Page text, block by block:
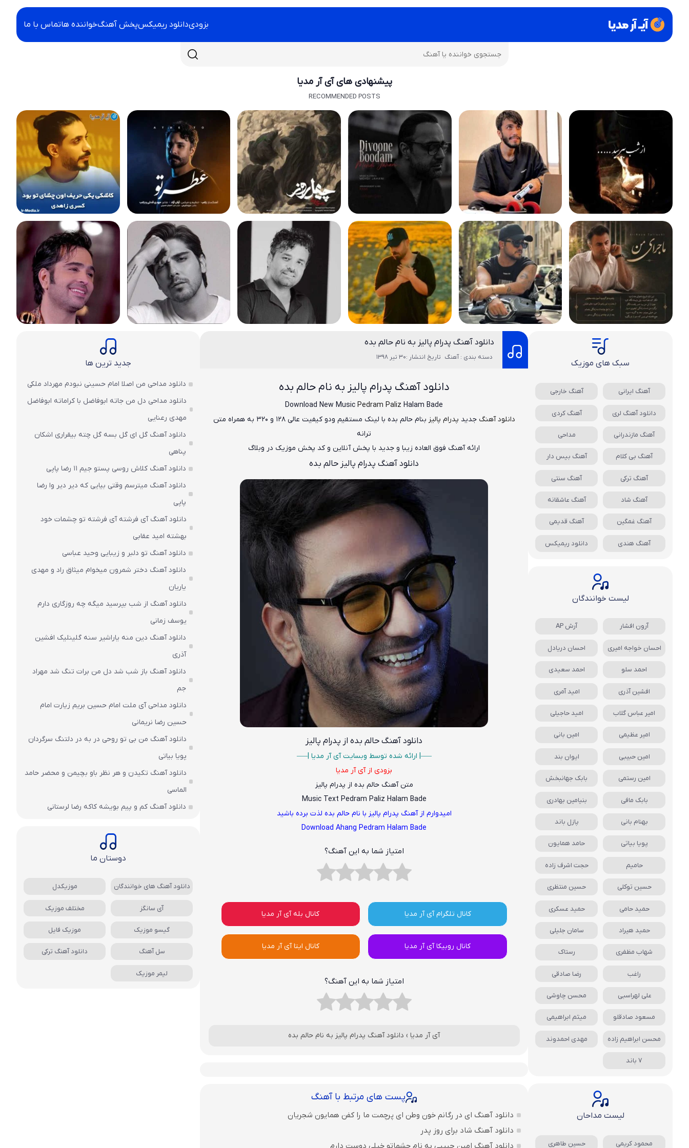
بزودیدانلود ریمیکسپخش آهنگخواننده هاتماس با ما
پیشنهادی های آی آر مدیا
RECOMMENDED POSTS
دانلود آهنگ پدرام پالیز به نام حالم بده
دسته بندی : آهنگ تاریخ انتشار :30 تیر 1398
دانلود آهنگ پدرام پالیز به نام حالم بده
Download New MusicPedram Paliz Halam Bade
دانلود آهنگ جدید پدرام پالیز بنام حالم بده
با لینک مستقیم ودو کیفیت عالی ۱۲۸ و ۳۲۰ به همراه متن
ترانه
ارائه آهنگ فوق العاده زیبا و جدید با پخش آنلاین و کد پخش موزیک در وبلاگ
دانلود آهنگ پدرام پالیز حالم بده
دانلود آهنگحالم بده از پدرام پالیز
—–| ارائه شده توسط وبسایت آی آر مدیا |—–
بزودی از آی آر مدیا
متن آهنگ حالم بده از پدرام پالیز
Music Text Pedram Paliz Halam Bade
امیدوارم از آهنگ پدرام پالیز با نام حالم بده لذت برده باشید
Download Ahang Pedram Halam Bade
امتیاز شما به این آهنگ؟
کانال تلگرام آی آر مدیا کانال بله آی آر مدیا
کانال روبیکا آی آر مدیا کانال ایتا آی آر مدیا
امتیاز شما به این آهنگ؟
آی آر مدیا › دانلود آهنگ پدرام پالیز به نام حالم بده
پست های مرتبط با آهنگ
دانلود آهنگ ای در رگانم خون وطن ای پرچمت ما را کفن همایون شجریان
دانلود آهنگ شاد برای روز پدر
سبک های موزیک
آهنگ ایرانی آهنگ خارجی
دانلود آهنگ لری آهنگ کردی
آهنگ مازندرانی مداحی
آهنگ بی کلام آهنگ بیس دار
آهنگ ترکی آهنگ سنتی
آهنگ شاد آهنگ عاشقانه
آهنگ غمگین آهنگ قدیمی
آهنگ هندی دانلود ریمیکس
لیست خوانندگان
آرون افشار آرش AP
احسان خواجه امیری احسان دریادل
احمد سلو احمد سعیدی
افشین آذری امید آمری
امیر عباس گلاب امید حاجیلی
امیر عظیمی امین بانی
امین حبیبی ایوان بند
امین رستمی بابک جهانبخش
بابک مافی بنیامین بهادری
بهنام بانی پازل باند
پویا بیاتی حامد همایون
حامیم حجت اشرف زاده
حسین توکلی حسین منتظری
حمید حامی حمید عسکری
حمید هیراد سامان جلیلی
شهاب مظفری رستاک
راغب رضا صادقی
علی لهراسبی محسن چاوشی
مسعود صادقلو میثم ابراهیمی
محسن ابراهیم زاده مهدی احمدوند
7 باند
لیست مداحان
محمود کریمی حسین طاهری
جدید ترین ها
دانلود مداحی من اصلا امام حسینی نبودم مهرداد ملکی
دانلود مداحی دل من جاته ابوفاضل با کراماته ابوفاضل
مهدی رعنایی
دانلود آهنگ گل ای گل بسه گل چته بیقراری اشکان
پناهی
دانلود آهنگ کلاش روسی پستو جیم ۱۱ رضا پاپی
دانلود آهنگ میترسم وقتی بیایی که دیر دیر وا رضا
پاپی
دانلود آهنگ آی فرشته آی فرشته تو چشمات خود
بهشته امید عقابی
دانلود آهنگ تو دلبر و زیبایی وحید عباسی
دانلود آهنگ دختر شمرون میخوام میثاق راد و مهدی
یاریان
دانلود آهنگ از شب بپرسید میگه چه روزگاری دارم
یوسف زمانی
دانلود آهنگ دین منه یاراشیر سنه گلینلیک افشین
آذری
دانلود آهنگ باز شب شد دل من برات تنگ شد مهراد
جم
دانلود مداحی آی ملت امام حسین بریم زیارت امام
حسین رضا نریمانی
دانلود آهنگ من بی تو روحی در به در دلتنگ سرگردان
پویا بیاتی
دانلود آهنگ تکیدن و هر نظر باو بچیمن و محضر حامد
الماسی
دانلود آهنگ کم و پیم بویشه کاکه رضا لرستانی
دوستان ما
دانلود آهنگ های خوانندگان موزیکدل
آی سانگز مختلف موزیک
گیسو موزیک موزیک فایل
سل آهنگ دانلود آهنگ ترکی
لیمر موزیک